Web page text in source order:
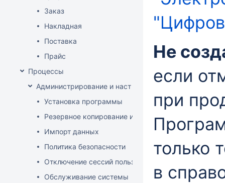
Заказ
Накладная
Поставка
Прайс
Процессы
Администрирование и настройка
Установка программы
Резервное копирование и восстановление базы
Импорт данных
Политика безопасности
Отключение сессий пользователя
Обслуживание системы
Не
если
при
только
в